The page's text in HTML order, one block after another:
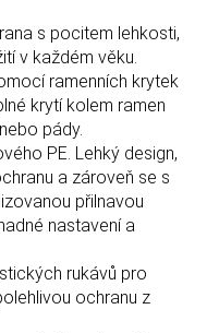
s pocitem lehkosti,
v každém věku.
ramenních krytek
krytí kolem ramen
pády.
PE. Lehký design,
a zároveň se s
přilnavou
nastavení a
rukávů pro
ochranu z